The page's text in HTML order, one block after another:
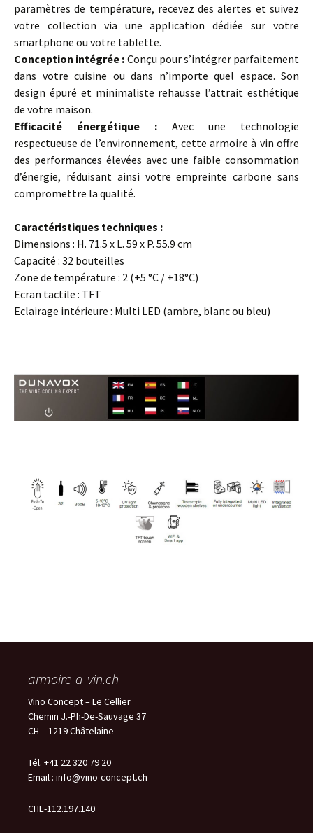
paramètres de température, recevez des alertes et suivez
votre collection via une application dédiée sur votre
smartphone ou votre tablette.
Conception intégrée : Conçu pour s’intégrer parfaitement
dans votre cuisine ou dans n’importe quel espace. Son
design épuré et minimaliste rehausse l’attrait esthétique
de votre maison.
Efficacité énergétique : Avec une technologie
respectueuse de l’environnement, cette armoire à vin offre
des performances élevées avec une faible consommation
d’énergie, réduisant ainsi votre empreinte carbone sans
compromettre la qualité.
Caractéristiques techniques :
Dimensions : H. 71.5 x L. 59 x P. 55.9 cm
Capacité : 32 bouteilles
Zone de température : 2 (+5 °C / +18°C)
Ecran tactile : TFT
Eclairage intérieure : Multi LED (ambre, blanc ou bleu)
armoire-a-vin.ch
Vino Concept – Le Cellier
Chemin J.-Ph-De-Sauvage 37
CH – 1219 Châtelaine
Tél. +41 22 320 79 20
Email : info@vino-concept.ch
CHE-112.197.140